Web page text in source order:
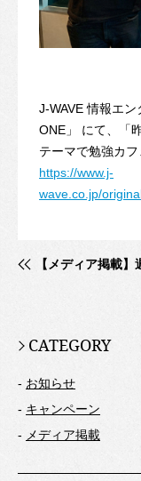
J-WAVE 情報エ
ONE」 にて、「
テーマで勉強カ
https://www.j-
wave.co.jp/
CATEGORY
- お知らせ
- キャンペーン
- メディア掲載